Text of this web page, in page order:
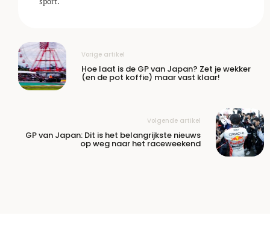
Vorige artikel
Hoe laat is de GP van Japan? Zet je wekker
(en de pot koffie) maar vast klaar!
Volgende artikel
GP van Japan: Dit is het belangrijkste nieuws
op weg naar het raceweekend